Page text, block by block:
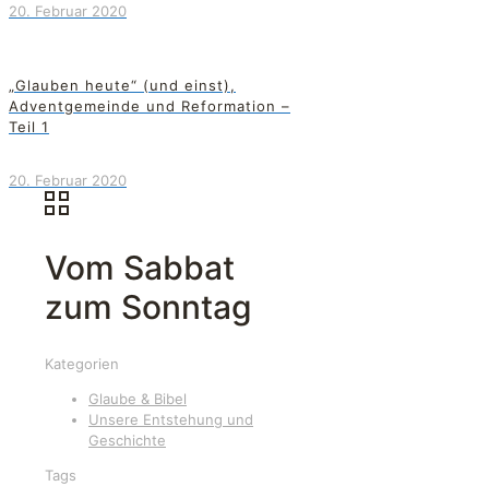
20. Februar 2020
„Glauben heute“ (und einst),
Adventgemeinde und Reformation –
Teil 1
20. Februar 2020
Vom Sabbat
zum Sonntag
Kategorien
Glaube & Bibel
Unsere Entstehung und
Geschichte
Tags